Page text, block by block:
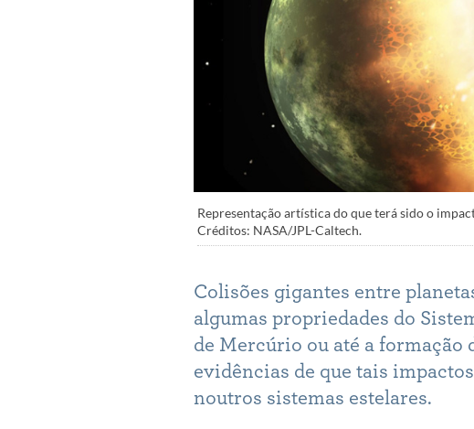
Representação artística do que terá sido o
Créditos: NASA/JPL-Caltech.
Colisões gigantes entre
algumas propriedades do
de Mercúrio ou até a formação
evidências de que tais
noutros sistemas estelares.